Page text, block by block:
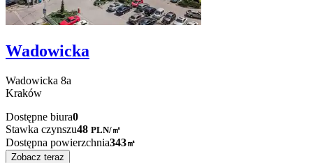
Wadowicka
Wadowicka 8a
Kraków
Dostępne biura0
Stawka czynszu48 PLN/㎡
Dostępna powierzchnia343㎡
Zobacz teraz